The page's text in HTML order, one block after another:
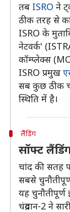
तब ISRO ने
ठीक तरह से
ISRO के
नेटवर्क'
कॉम्प्लेक्स
ISRO प्रमुख
सब कुछ ठीक
स्थिति में है।
लैंडिंग
सॉफ्ट
चांद की सतह
सबसे
यह
चंद्रयान-2 ने